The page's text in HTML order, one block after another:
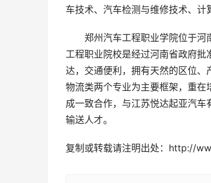
车技术、汽车检测与维修技术、计
郑州汽车工程职业学院位于河
工程职业院校是经过河南省政府
达，交通便利，拥有天然的区位
物流类两个专业为主要框架，重
成一致合作，与江苏悦达起亚汽
输送人才。
复制或转载请注明出处：http://